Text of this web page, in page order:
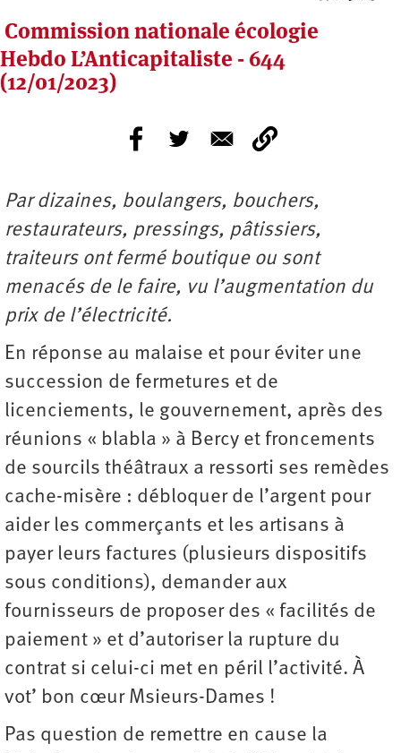
Commission nationale écologie
Hebdo L’Anticapitaliste - 644
(12/01/2023)
Par dizaines, boulangers, bouchers,
restaurateurs, pressings, pâtissiers,
traiteurs ont fermé boutique ou sont
menacés de le faire, vu l’augmentation du
prix de l’électricité.
En réponse au malaise et pour éviter une
succession de fermetures et de
licenciements, le gouvernement, après des
réunions « blabla » à Bercy et froncements
de sourcils théâtraux a ressorti ses remèdes
cache-misère : débloquer de l’argent pour
aider les commerçants et les artisans à
payer leurs factures (plusieurs dispositifs
sous conditions), demander aux
fournisseurs de proposer des « facilités de
paiement » et d’autoriser la rupture du
contrat si celui-ci met en péril l’activité. À
vot’ bon cœur Msieurs-Dames !
Pas question de remettre en cause la